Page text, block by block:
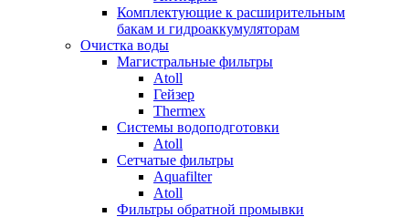
Комплектующие к расширительным
бакам и гидроаккумуляторам
Очистка воды
Магистральные фильтры
Atoll
Гейзер
Thermex
Системы водоподготовки
Atoll
Сетчатые фильтры
Aquafilter
Atoll
Фильтры обратной промывки